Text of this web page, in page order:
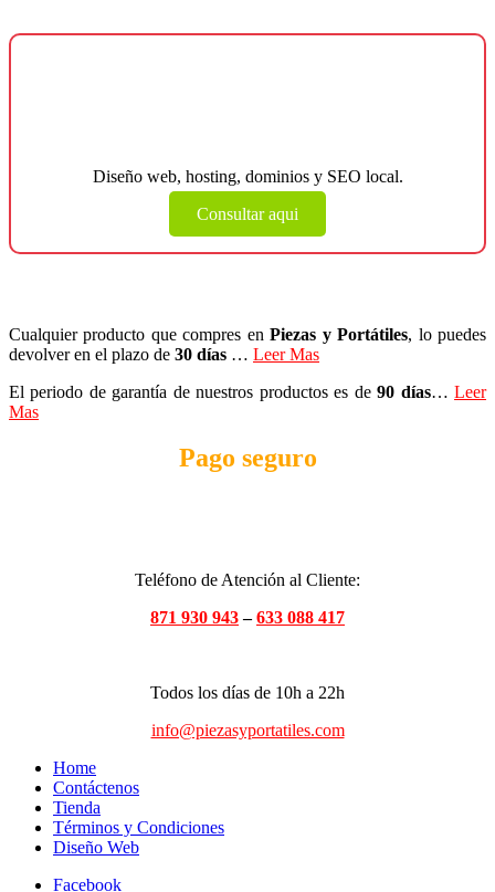
Diseño web, hosting, dominios y SEO local.
Consultar aqui
Cualquier producto que compres enPiezas y Portátiles, lo puedes
devolver en el plazo de 30 días … Leer Mas
El periodo de garantía de nuestros productos es de90 días…Leer
Mas
Pago seguro
Teléfono de Atención al Cliente:
871 930 943–633 088 417
Todos los días de 10h a 22h
info@piezasyportatiles.com
Home
Contáctenos
Tienda
Términos y Condiciones
Diseño Web
Facebook